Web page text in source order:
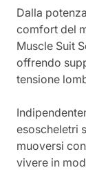
Dalla
comfort del
Muscle Suit
offrendo
tensione
esoscheletri
muoversi
vivere in